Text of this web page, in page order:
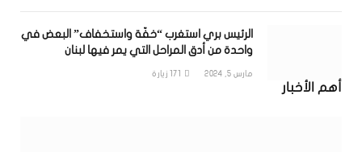
الرئيس بري استغرب “خفّة واستخفاف” البعض في
واحدة من أدق المراحل التي يمر فيها لبنان
مارس 5, 2024 171 زيارة
أهم الأخبار